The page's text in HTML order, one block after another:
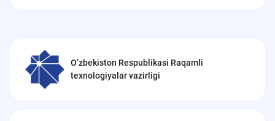
O‘zbekiston Respublikasi Raqamli
texnologiyalar vazirligi